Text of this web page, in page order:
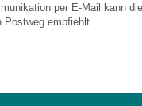
per E-Mail kann
Postweg empfiehlt.